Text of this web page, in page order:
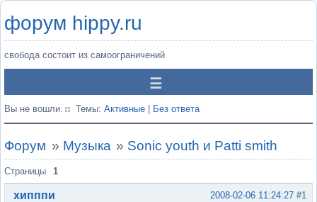
форум hippy.ru
свобода состоит из самоограничений
Вы не вошли. Темы: Активные Без ответа
Форум » Музыка » Sonic youth и Patti smith
Страницы 1
#1
2008-02-06 11:24:27
хипппи